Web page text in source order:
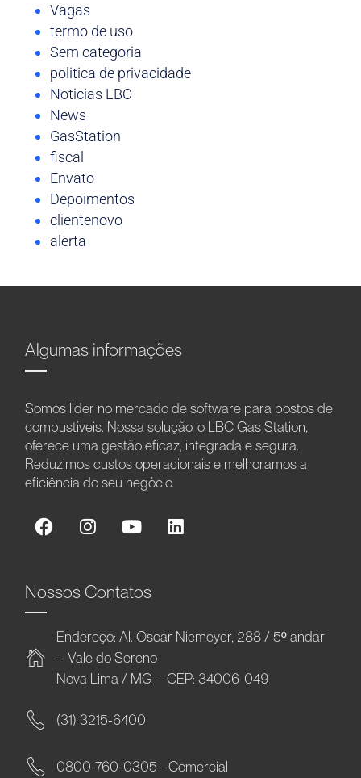
Vagas
termo de uso
Sem categoria
politica de privacidade
Noticias LBC
News
GasStation
fiscal
Envato
Depoimentos
clientenovo
alerta
Algumas informações
Somos líder no mercado de software para postos de
combustíveis. Nossa solução, o LBC Gas Station,
oferece uma gestão eficaz, integrada e segura.
Reduzimos custos operacionais e melhoramos a
eficiência do seu negócio.
Nossos Contatos
Endereço: Al. Oscar Niemeyer, 288 / 5º andar
– Vale do Sereno
Nova Lima / MG – CEP: 34006-049
(31) 3215-6400
0800-760-0305 - Comercial